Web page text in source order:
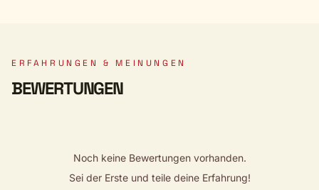
ERFAHRUNGEN & MEINUNGEN
BEWERTUNGEN
Noch keine Bewertungen vorhanden.
Sei der Erste und teile deine Erfahrung!